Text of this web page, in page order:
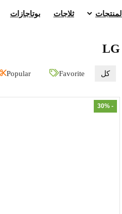
المنتجات ثلاجات بوتاجازات
LG
كل Favorite
Popular
- 30%